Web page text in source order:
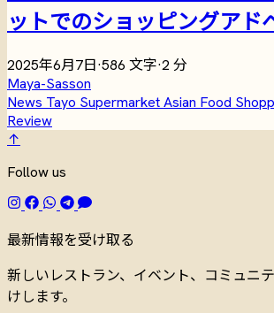
ットでのショッピングアド
2025年6月7日·586 文字·2 分
Maya-Sasson
News Tayo SupermarketAsian Food
Review
↑
Follow us
最新情報を受け取る
新しいレストラン、イベント、コミュニ
けします。